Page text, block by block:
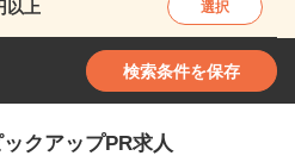
以上 選択
検索条件を保存
クアップPR求人